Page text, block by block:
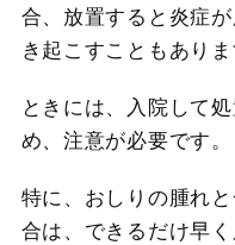
合、放置すると炎症
き起こすこともありま
ときには、入院して
め、注意が必要です。
特に、おしりの腫れ
合は、できるだけ早